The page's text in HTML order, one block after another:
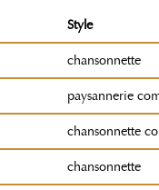
Style
chansonnette
paysannerie
chansonnette
chansonnette